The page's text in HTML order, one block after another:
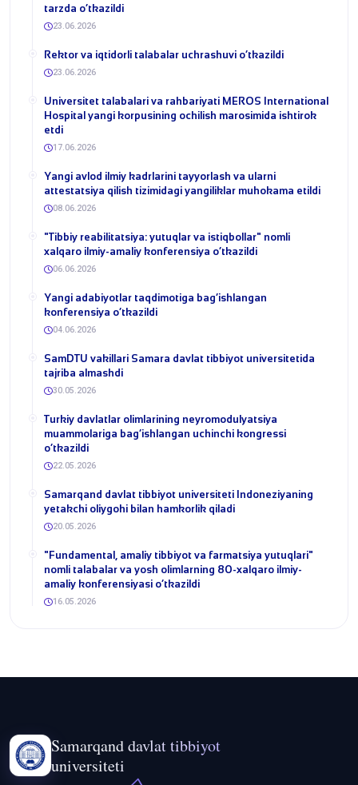
tarzda o‘tkazildi
23.06.2026
​Rektor va iqtidorli talabalar uchrashuvi o‘tkazildi
23.06.2026
Universitet talabalari va rahbariyati MEROS International
Hospital yangi korpusining ochilish marosimida ishtirok
etdi
17.06.2026
Yangi avlod ilmiy kadrlarini tayyorlash va ularni
attestatsiya qilish tizimidagi yangiliklar muhokama etildi
08.06.2026
​"Tibbiy reabilitatsiya: yutuqlar va istiqbollar" nomli
xalqaro ilmiy-amaliy konferensiya o‘tkazildi
06.06.2026
​Yangi adabiyotlar taqdimotiga bag‘ishlangan
konferensiya o‘tkazildi
04.06.2026
SamDTU vakillari Samara davlat tibbiyot universitetida
tajriba almashdi
30.05.2026
​Turkiy davlatlar olimlarining neyromodulyatsiya
muammolariga bag‘ishlangan uchinchi kongressi
o‘tkazildi
22.05.2026
Samarqand davlat tibbiyot universiteti Indoneziyaning
yetakchi oliygohi bilan hamkorlik qiladi
20.05.2026
​"Fundamental, amaliy tibbiyot va farmatsiya yutuqlari"
nomli talabalar va yosh olimlarning 80-xalqaro ilmiy-
amaliy konferensiyasi o‘tkazildi
16.05.2026
Samarqand davlat tibbiyot
universiteti